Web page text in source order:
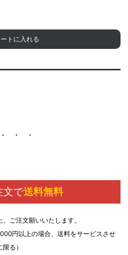
トに入れる
文で送料無料
ご注文願いいたします。
円以上の場合、送料をサービスさせ
る）